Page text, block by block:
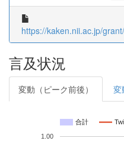
https://kaken.nii.ac.jp/
言及状況
変動（ピーク前後） 変
合計
1.00